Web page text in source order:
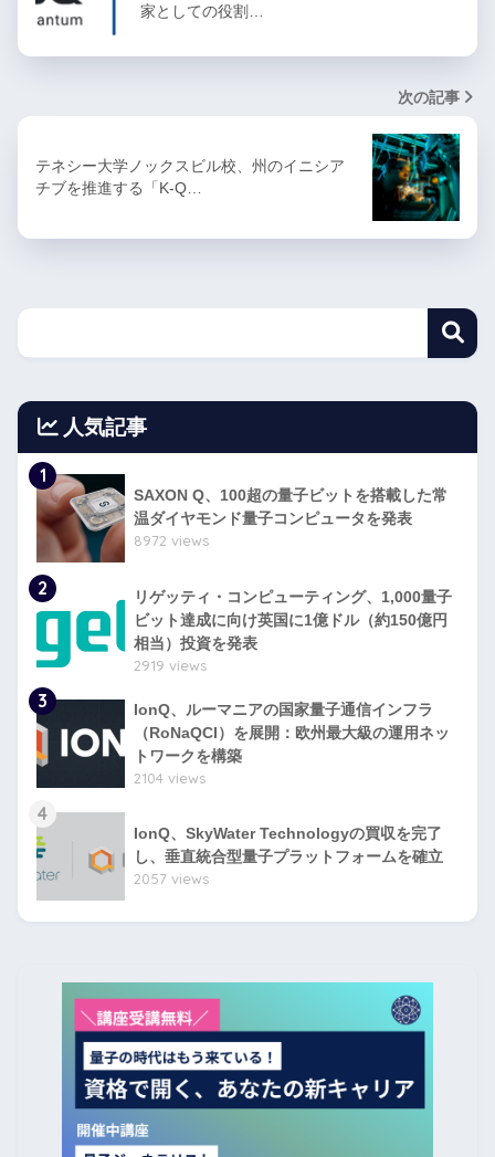
家としての役割…
次の記事
テネシー大学ノックスビル校、州のイニシア
チブを推進する「K-Q…
人気記事
1
SAXON Q、100超の量子ビットを搭載した常
温ダイヤモンド量子コンピュータを発表
8972 views
2
リゲッティ・コンピューティング、1,000量子
ビット達成に向け英国に1億ドル（約150億円
相当）投資を発表
2919 views
3
IonQ、ルーマニアの国家量子通信インフラ
（RoNaQCI）を展開：欧州最大級の運用ネッ
トワークを構築
2104 views
4
IonQ、SkyWater Technologyの買収を完了
し、垂直統合型量子プラットフォームを確立
2057 views